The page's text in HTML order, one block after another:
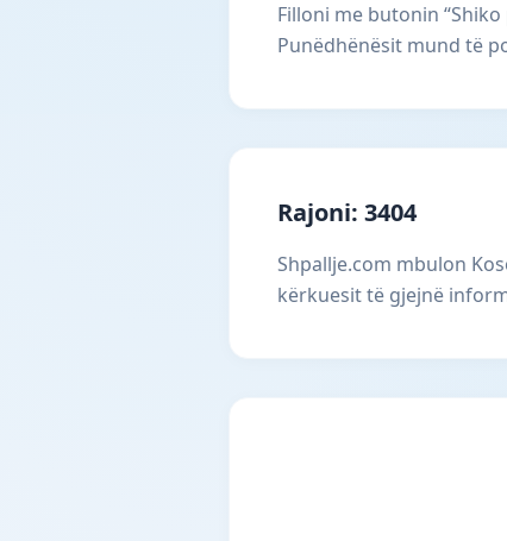
Filloni me butonin
Punëdhënësit mund të
Rajoni: 3404
Shpallje.com mbulon
kërkuesit të gjejnë